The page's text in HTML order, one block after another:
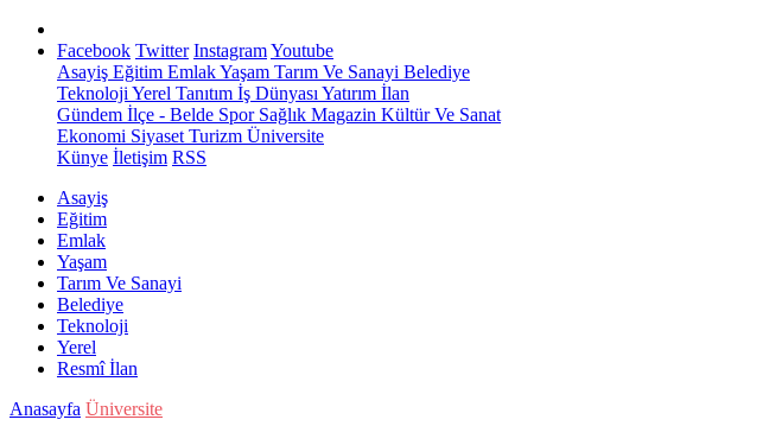
Facebook Twitter InstagramYoutube
Asayiş Eğitim EmlakYaşam Tarım Ve Sanayi Belediye
Teknoloji Yerel Tanıtım İş Dünyası Yatırım İlan
Gündem İlçe - Belde SporSağlık Magazin Kültür Ve Sanat
Ekonomi Siyaset Turizm Üniversite
Künye İletişim RSS
Asayiş
Eğitim
Emlak
Yaşam
Tarım Ve Sanayi
Belediye
Teknoloji
Yerel
Resmî İlan
Anasayfa Üniversite